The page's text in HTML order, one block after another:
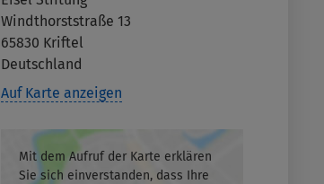
Windthorststraße 13
65830 Kriftel
Deutschland
Auf Karte anzeigen
Mit dem Aufruf der Karte erklären
Sie sich einverstanden, dass Ihre